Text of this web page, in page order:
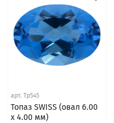
арт. Tp545
Топаз SWISS (овал 6.00
х 4.00 мм)